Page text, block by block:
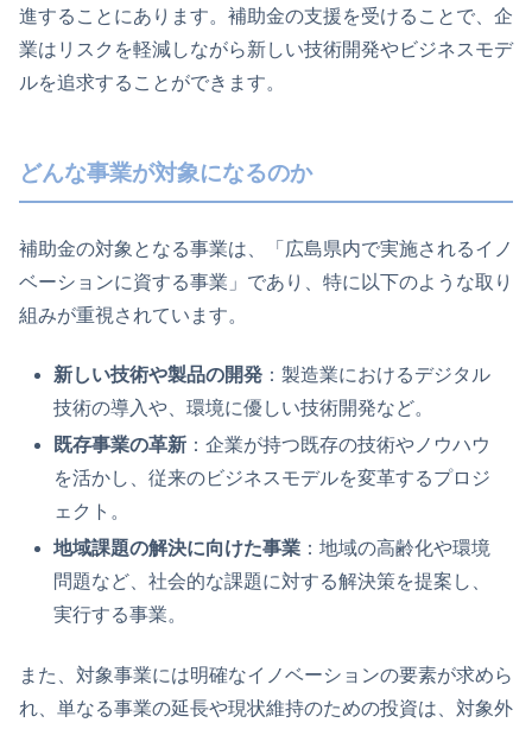
進することにあります。補助金の支援を受けることで、企
業はリスクを軽減しながら新しい技術開発やビジネスモデ
ルを追求することができます。
どんな事業が対象になるのか
補助金の対象となる事業は、「広島県内で実施されるイノ
ベーションに資する事業」であり、特に以下のような取り
組みが重視されています。
新しい技術や製品の開発 ：製造業におけるデジタル
技術の導入や、環境に優しい技術開発など。
既存事業の革新 ：企業が持つ既存の技術やノウハウ
を活かし、従来のビジネスモデルを変革するプロジ
ェクト。
地域課題の解決に向けた事業 ：地域の高齢化や環境
問題など、社会的な課題に対する解決策を提案し、
実行する事業。
また、対象事業には明確なイノベーションの要素が求めら
れ、単なる事業の延長や現状維持のための投資は、対象外